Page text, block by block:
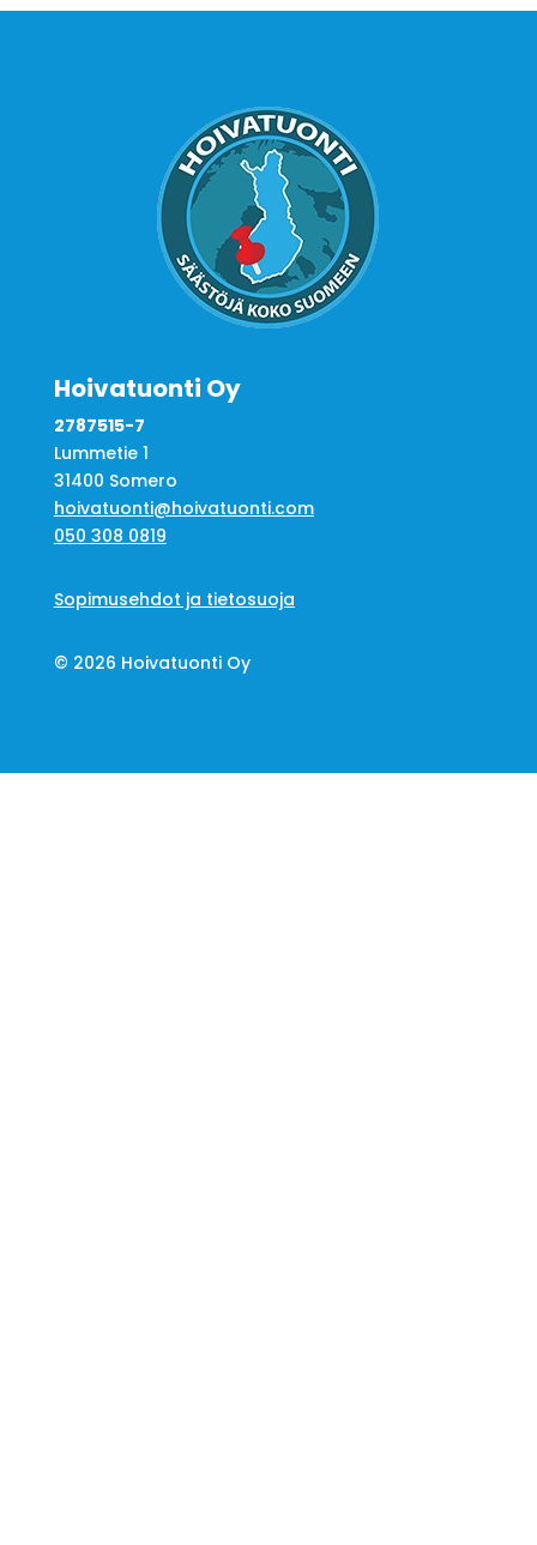
Hoivatuonti Oy
2787515-7
Lummetie 1
31400 Somero
hoivatuonti@hoivatuonti.com
050 308 0819
Sopimusehdot ja tietosuoja
© 2026 Hoivatuonti Oy